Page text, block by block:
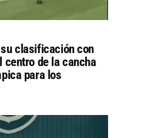
clasificación con
centro de la cancha
para los